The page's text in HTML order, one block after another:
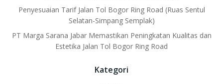
Penyesuaian Tarif Jalan Tol Bogor Ring Road (Ruas Sentul
Selatan-Simpang Semplak)
PT Marga Sarana Jabar Memastikan Peningkatan Kualitas dan
Estetika Jalan Tol Bogor Ring Road
Kategori